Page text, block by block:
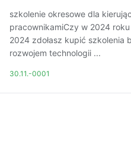
szkolenie okresowe dla
pracownikamiCzy w 2024
2024 zdołasz kupić szkolenia
rozwojem technologii ...
30.11.-0001